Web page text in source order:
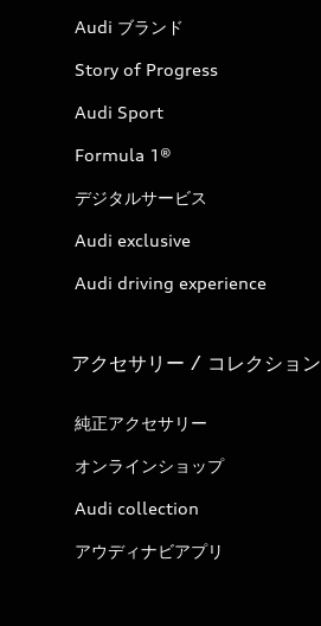
Audi ブランド
Story of Progress
Audi Sport
Formula 1®
デジタルサービス
Audi exclusive
Audi driving experience
アクセサリー / コレクション
純正アクセサリー
オンラインショップ
Audi collection
アウディナビアプリ